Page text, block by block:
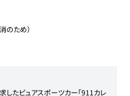
のため）
たピュアスポーツカー「911カレ